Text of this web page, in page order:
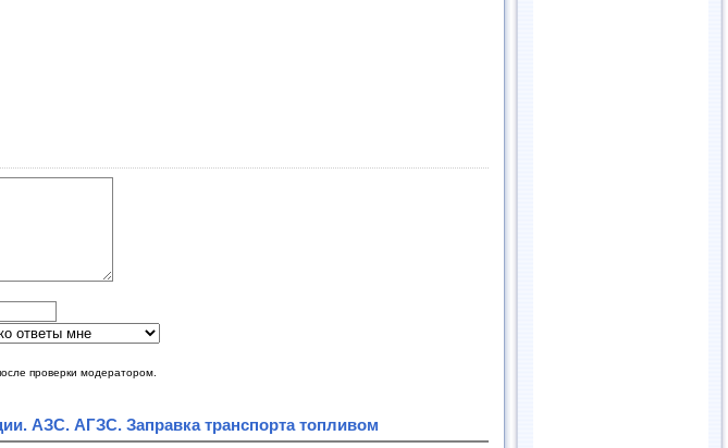
проверки модератором.
АЗС. АГЗС. Заправка транспорта топливом